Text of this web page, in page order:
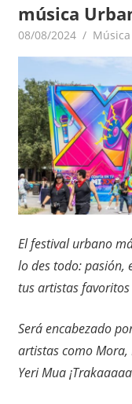
p
M
é
x
i
c
o
,
i
n
f
r
m
a
i
música
08/08/2024 Música
El festival urbano
lo des todo: pasión,
tus artistas favoritos
Será encabezado
artistas como Mora,
Yeri Mua